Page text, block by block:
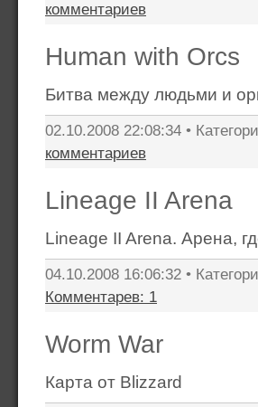
комментариев
Human with Orcs
Битва между людьми и
02.10.2008 22:08:34 •
комментариев
Lineage II Arena
Lineage II Arena. Арена,
04.10.2008 16:06:32 •
Комментарев: 1
Worm War
Карта от Blizzard